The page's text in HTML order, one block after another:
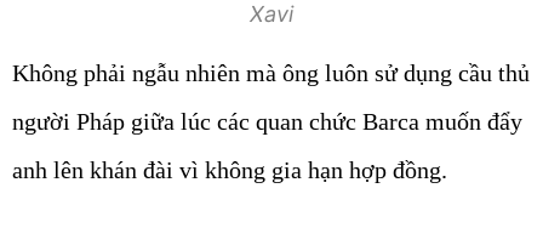
Xavi
Không phải ngẫu nhiên mà ông luôn sử dụng cầu thủ
người Pháp giữa lúc các quan chức Barca muốn đẩy
anh lên khán đài vì không gia hạn hợp đồng.